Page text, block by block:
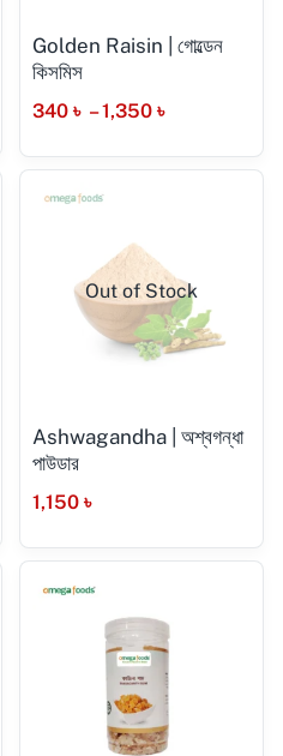
Golden Raisin | গোল্ডেন
কিসমিস
340 ৳ – 1,350 ৳
Out of Stock
Ashwagandha | অশ্বগন্ধা
পাউডার
1,150 ৳